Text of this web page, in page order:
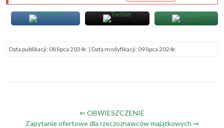
Data publikacji: 08 lipca 2024r. | Data modyfikacji: 09 lipca 2024r.
⇐ OBWIESZCZENIE
Zapytanie ofertowe dla rzeczoznawców majątkowych ⇒